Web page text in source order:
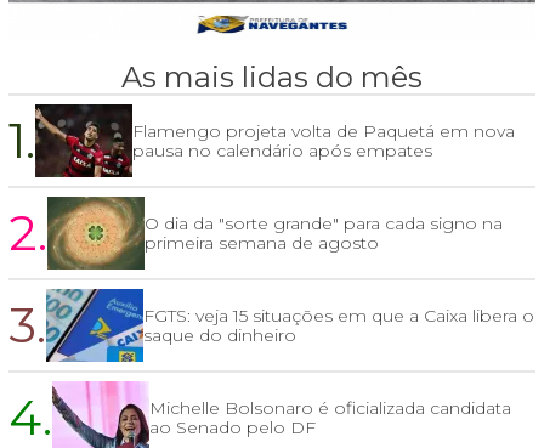
As mais lidas do mês
1.
Flamengo projeta volta de Paquetá em nova
pausa no calendário após empates
2.
O dia da "sorte grande" para cada signo na
primeira semana de agosto
3.
FGTS: veja 15 situações em que a Caixa libera o
saque do dinheiro
4.
Michelle Bolsonaro é oficializada candidata
ao Senado pelo DF